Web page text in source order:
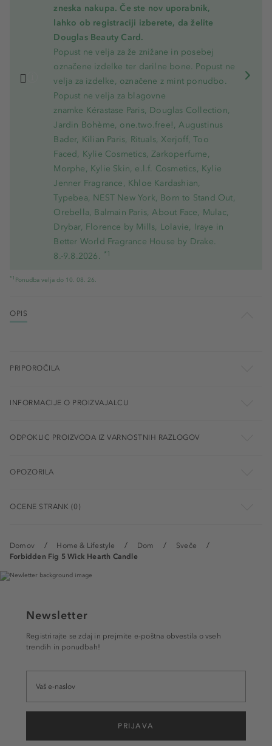
Domov Home & Lifestyle Dom
Sveče
Forbidden Fig 5 Wick Hearth Candle
zneska nakupa. Če ste nov uporabnik,
lahko ob registraciji izberete, da želite
Douglas Beauty Card.
Popust ne velja za že znižane in posebej
označene izdelke ter darilne bone. Popust ne
velja za izdelke, označene z mint ponudbo.
Popust ne velja za blagovne
znamke Kérastase Paris, Douglas Collection,
Jardin Bohème, one.two.free!, Augustinus
Bader, Kilian Paris, Rituals, Xerjoff, Too
Faced, Kylie Cosmetics, Zarkoperfume,
Morphe, Kylie Skin, e.l.f. Cosmetics, Kylie
Jenner Fragrance, Khloe Kardashian,
Typebea, NEST New York, Born to Stand Out,
Orebella, Balmain Paris, About Face, Mulac,
Drybar, Florence by Mills, Lolavie, Iraye in
Better World Fragrance House by Drake.
8.-9.8.2026. *1
*1 Ponudba velja do 10. 08. 26.
OPIS
PRIPOROČILA
INFORMACIJE O PROIZVAJALCU
ODPOKLIC PROIZVODA IZ VARNOSTNIH RAZLOGOV
OPOZORILA
OCENE STRANK (0)
Newsletter
Registrirajte se zdaj in prejmite e-poštna obvestila o vseh
trendih in ponudbah!
PRIJAVA